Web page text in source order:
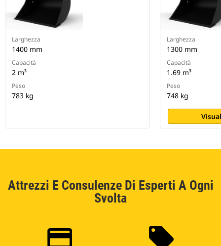
Larghezza
1400 mm
Capacità
2 m³
Peso
783 kg
Larghezza
1300 mm
Capacità
1.69 m³
Peso
748 kg
Attrezzi E Consulenze Di Esperti A Ogni
Svolta